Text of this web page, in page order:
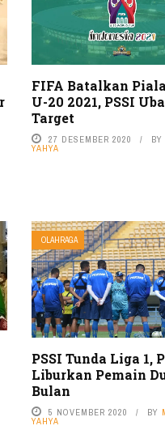
FIFA Batalkan
U-20 2021, PSSI
Target
27 DESEMBER 2020 BY
YAHYA
OLAHRAGA
PSSI Tunda Liga 1,
Liburkan Pemain
Bulan
5 NOVEMBER 2020 BY
YAHYA